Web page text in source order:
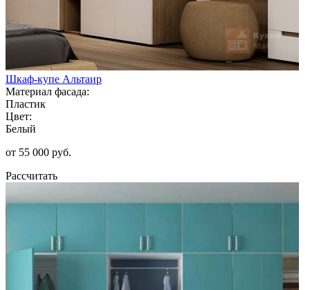
Шкаф-купе Альтаир
Материал фасада:
Пластик
Цвет:
Белый
от 55 000 руб.
Рассчитать